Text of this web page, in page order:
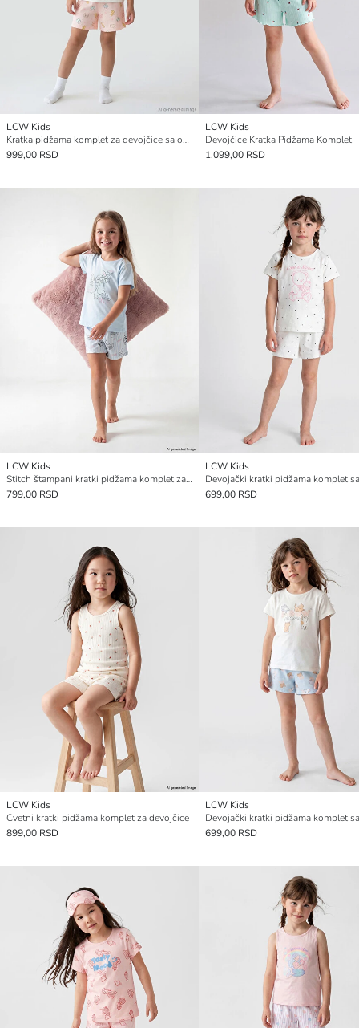
LCW Kids
Kratka pidžama komplet za devojčice sa okruglim izrezom i štampom
999,00 RSD
LCW Kids
Devojčice Kratka Pidžama Komplet
1.099,00 RSD
LCW Kids
Stitch štampani kratki pidžama komplet za devojčice
799,00 RSD
LCW Kids
699,00 RSD
LCW Kids
Cvetni kratki pidžama komplet za devojčice
899,00 RSD
LCW Kids
699,00 RSD